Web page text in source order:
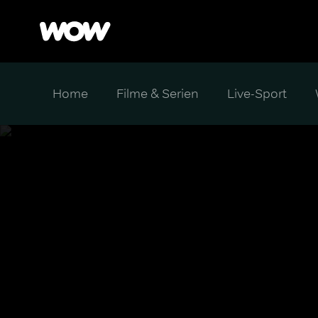
Home Filme & Serien Live-Sport